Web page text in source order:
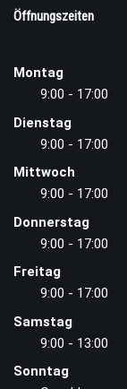
Öffnungszeiten
Montag
9:00 - 17:00
Dienstag
9:00 - 17:00
Mittwoch
9:00 - 17:00
Donnerstag
9:00 - 17:00
Freitag
9:00 - 17:00
Samstag
9:00 - 13:00
Sonntag